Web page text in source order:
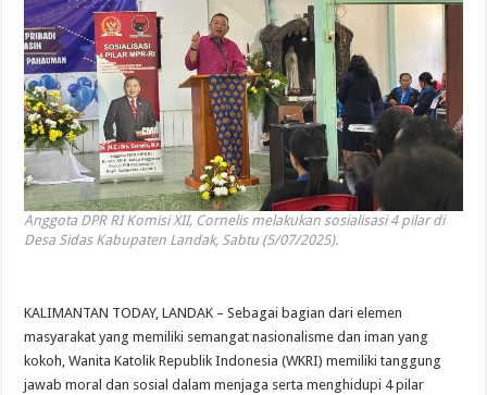
Anggota DPR RI Komisi XII, Cornelis melakukan sosialisasi 4 pilar di
Desa Sidas Kabupaten Landak, Sabtu (5/07/2025).
KALIMANTAN TODAY, LANDAK – Sebagai bagian dari elemen
masyarakat yang memiliki semangat nasionalisme dan iman yang
kokoh, Wanita Katolik Republik Indonesia (WKRI) memiliki tanggung
jawab moral dan sosial dalam menjaga serta menghidupi 4 pilar